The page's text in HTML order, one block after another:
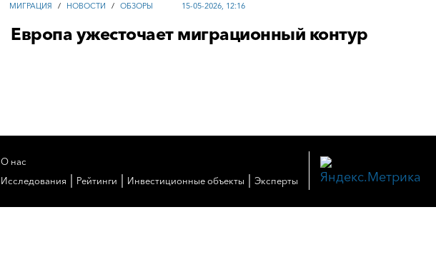
МИГРАЦИЯ / НОВОСТИ / ОБЗОРЫ 15-05-2026, 12:16
Европа ужесточает миграционный контур
О нас
Исследования
Рейтинги Инвестиционные объекты Эксперты